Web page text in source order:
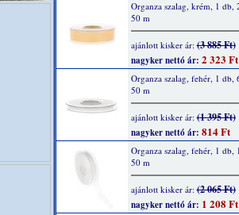
Organza szalag, krém, 1 db,
50 m
ajánlott kisker ár:(3 885 Ft)
nagyker nettó ár: 2 323 Ft
Organza szalag, fehér, 1 db,
50 m
ajánlott kisker ár:(1 395 Ft)
nagyker nettó ár: 814 Ft
Organza szalag, fehér, 1 db,
50 m
ajánlott kisker ár:(2 065 Ft)
nagyker nettó ár: 1 208 Ft